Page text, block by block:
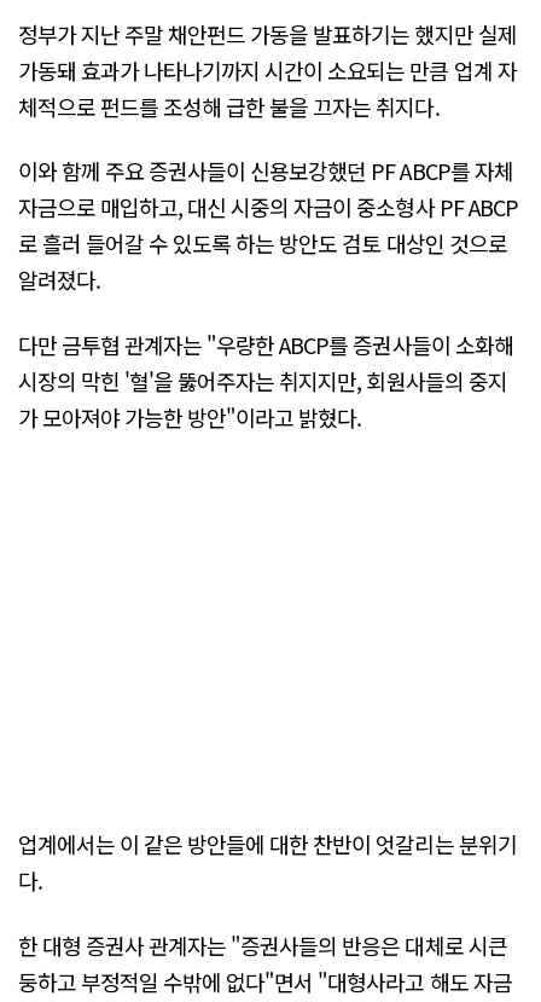
정부가 지난 주말 채안펀드 가동을 발표하기는 했지만 실제
가동돼 효과가 나타나기까지 시간이 소요되는 만큼 업계 자
체적으로 펀드를 조성해 급한 불을 끄자는 취지다.
이와 함께 주요 증권사들이 신용보강했던 PF ABCP를 자체
자금으로 매입하고, 대신 시중의 자금이 중소형사 PF ABCP
로 흘러 들어갈 수 있도록 하는 방안도 검토 대상인 것으로
알려졌다.
다만 금투협 관계자는 "우량한 ABCP를 증권사들이 소화해
시장의 막힌 '혈'을 뚫어주자는 취지지만, 회원사들의 중지
가 모아져야 가능한 방안"이라고 밝혔다.
업계에서는 이 같은 방안들에 대한 찬반이 엇갈리는 분위기
다.
한 대형 증권사 관계자는 "증권사들의 반응은 대체로 시큰
둥하고 부정적일 수밖에 없다"면서 "대형사라고 해도 자금